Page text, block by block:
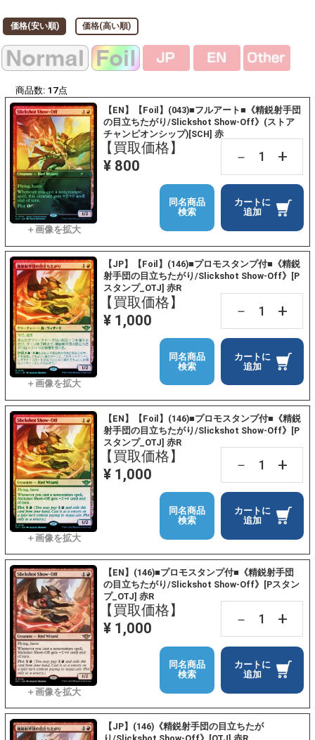
価格(安い順) 価格(高い順)
商品数: 17点
【EN】【Foil】(043)■フルアート■《精鋭射手団
の目立ちたがり/Slickshot Show-Off》(ストア
チャンピオンシップ)[SCH] 赤
【買取価格】
¥ 800
－ +
カートに
追加
同名商品
検索
【JP】【Foil】(146)■プロモスタンプ付■《精鋭
射手団の目立ちたがり/Slickshot Show-Off》[P
スタンプ_OTJ] 赤R
【買取価格】
¥ 1,000
－ +
カートに
追加
同名商品
検索
【EN】【Foil】(146)■プロモスタンプ付■《精鋭
射手団の目立ちたがり/Slickshot Show-Off》[P
スタンプ_OTJ] 赤R
【買取価格】
¥ 1,000
－ +
カートに
追加
同名商品
検索
【EN】(146)■プロモスタンプ付■《精鋭射手団
の目立ちたがり/Slickshot Show-Off》[Pスタン
プ_OTJ] 赤R
【買取価格】
¥ 1,000
－ +
カートに
追加
同名商品
検索
【JP】(146)《精鋭射手団の目立ちたが